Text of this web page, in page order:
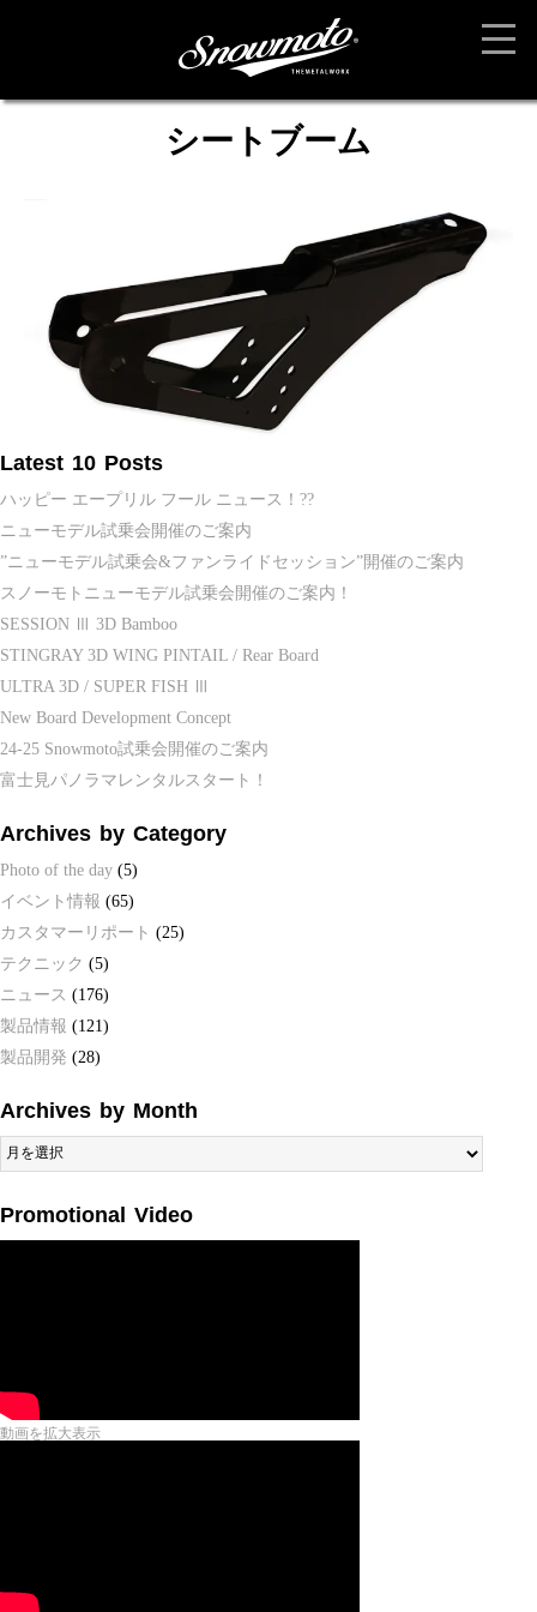
シートブーム
Latest 10 Posts
ハッピー エープリル フール ニュース！??
ニューモデル試乗会開催のご案内
”ニューモデル試乗会&ファンライドセッション”開催のご案内
スノーモトニューモデル試乗会開催のご案内！
SESSION Ⅲ 3D Bamboo
STINGRAY 3D WING PINTAIL / Rear Board
ULTRA 3D / SUPER FISH Ⅲ
New Board Development Concept
24-25 Snowmoto試乗会開催のご案内
富士見パノラマレンタルスタート！
Archives by Category
Photo of the day (5)
イベント情報 (65)
カスタマーリポート (25)
テクニック (5)
ニュース (176)
製品情報 (121)
製品開発 (28)
Archives by Month
Archives
by
Promotional Video
動画を拡大表示